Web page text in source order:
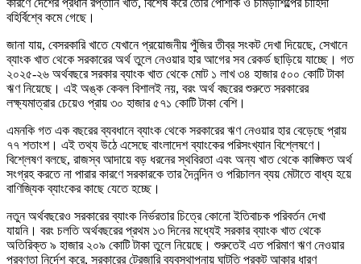
বহির্বিশ্বে কমে গেছে।
জানা যায়, বেসরকারি খাতে যেখানে প্রয়োজনীয় পুঁজির তীব্র সংকট দেখা দিয়েছে, সেখানে
ব্যাংক খাত থেকে সরকারের অর্থ তুলে নেওয়ার হার আগের সব রেকর্ড ছাড়িয়ে যাচ্ছে। গত
২০২৫-২৬ অর্থবছরে সরকার ব্যাংক খাত থেকে মোট ১ লাখ ৩৪ হাজার ৫০০ কোটি টাকা
ঋণ নিয়েছে। এই অঙ্ক কেবল বিশালই নয়, বরং অর্থ বছরের শুরুতে সরকারের
লক্ষ্যমাত্রার চেয়েও প্রায় ৩০ হাজার ৫৭১ কোটি টাকা বেশি।
এমনকি গত এক বছরের ব্যবধানে ব্যাংক থেকে সরকারের ঋণ নেওয়ার হার বেড়েছে প্রায়
৭৭ শতাংশ। এই তথ্য উঠে এসেছে বাংলাদেশ ব্যাংকের পরিসংখ্যান বিশ্লেষণে।
বিশ্লেষণ বলছে, রাজস্ব আদায়ে বড় ধরনের স্থবিরতা এবং অন্য খাত থেকে কাঙ্ক্ষিত অর্থ
সংগ্রহ করতে না পারার কারণে সরকারকে তার দৈনন্দিন ও পরিচালন ব্যয় মেটাতে বাধ্য হয়ে
বাণিজ্যিক ব্যাংকের কাছে যেতে হচ্ছে।
নতুন অর্থবছরেও সরকারের ব্যাংক নির্ভরতার চিত্রে কোনো ইতিবাচক পরিবর্তন দেখা
যায়নি। বরং চলতি অর্থবছরের প্রথম ১৩ দিনের মধ্যেই সরকার ব্যাংক খাত থেকে
অতিরিক্ত ৯ হাজার ২০৯ কোটি টাকা তুলে নিয়েছে। শুরুতেই এত পরিমাণ ঋণ নেওয়ার
প্রবণতা নির্দেশ করে, সরকারের ট্রেজারি ব্যবস্থাপনায় ঘাটতি প্রকট আকার ধারণ